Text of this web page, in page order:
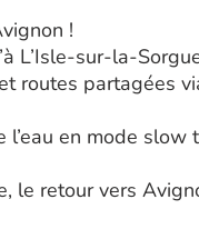
!
L’Isle-sur-la-
routes partagées
en mode
le retour vers